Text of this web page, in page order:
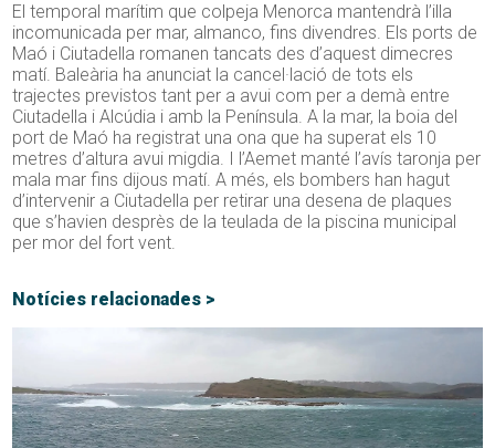
El temporal marítim que colpeja Menorca mantendrà l’illa
incomunicada per mar, almanco, fins divendres. Els ports de
Maó i Ciutadella romanen tancats des d’aquest dimecres
matí. Baleària ha anunciat la cancel·lació de tots els
trajectes previstos tant per a avui com per a demà entre
Ciutadella i Alcúdia i amb la Península. A la mar, la boia del
port de Maó ha registrat una ona que ha superat els 10
metres d’altura avui migdia. I l’Aemet manté l’avís taronja per
mala mar fins dijous matí. A més, els bombers han hagut
d’intervenir a Ciutadella per retirar una desena de plaques
que s’havien desprès de la teulada de la piscina municipal
per mor del fort vent.
Notícies relacionades >